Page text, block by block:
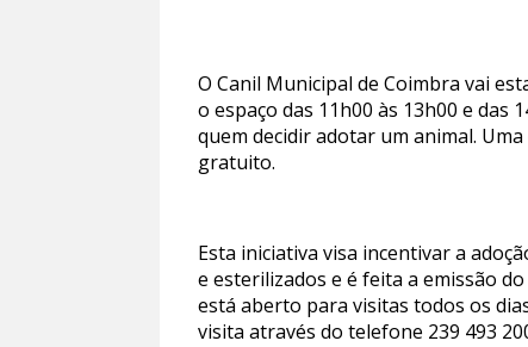
O Canil Municipal de Coimbra vai
o espaço das 11h00 às 13h00 e das
quem decidir adotar um animal.
gratuito.
Esta iniciativa visa incentivar a
e esterilizados e é feita a emissão
está aberto para visitas todos os
visita através do telefone 239 493